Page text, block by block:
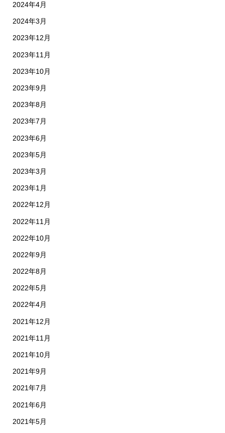
2024年4月
2024年3月
2023年12月
2023年11月
2023年10月
2023年9月
2023年8月
2023年7月
2023年6月
2023年5月
2023年3月
2023年1月
2022年12月
2022年11月
2022年10月
2022年9月
2022年8月
2022年5月
2022年4月
2021年12月
2021年11月
2021年10月
2021年9月
2021年7月
2021年6月
2021年5月